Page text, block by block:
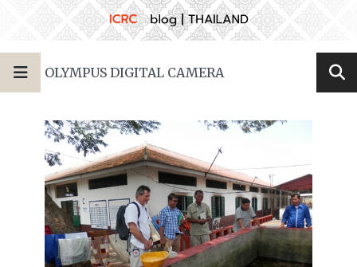
OLYMPUS DIGITAL CAMERA